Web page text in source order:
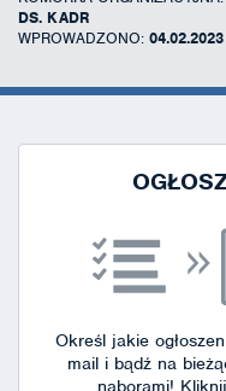
DS. KADR
WPROWADZONO: 04.02.2023
Określ jakie
mail i bądź na
naborami!